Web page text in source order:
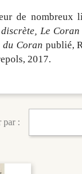
de nombreux
Le
Coran publié,
2017.
par :